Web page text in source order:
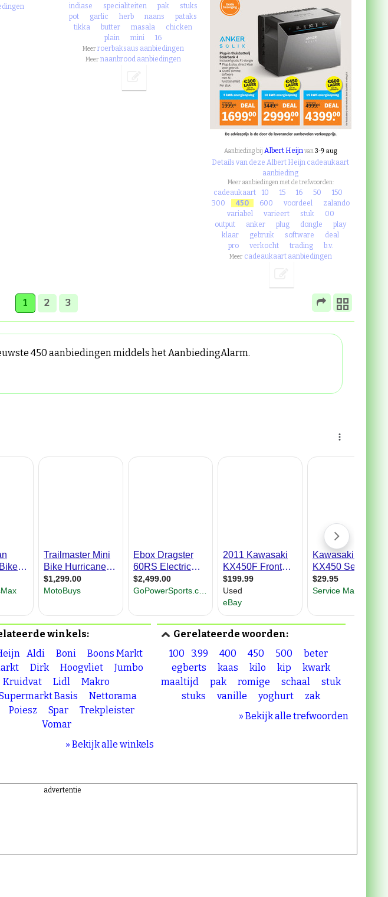
indiase
specialiteiten pak
stuks
pot
garlic herb naans
pataks
tikka
butter masala
chicken
plain
mini 16
Meer roerbaksaus aanbiedingen
Meer naanbrood aanbiedingen
Aanbieding bij Albert Heijnvan3-9 aug
Details van deze Albert Heijn cadeaukaart
aanbieding
Meer aanbiedingen met de trefwoorden:
cadeaukaart 10 15 16 50
150
300
450 600 voordeel
zalando
variabel
varieert stuk
00
output
anker plug dongle
play
klaar
gebruik software
deal
pro
verkocht trading b.v.
Meer cadeaukaart aanbiedingen
1 2 3
450 aanbiedingen middels het AanbiedingAlarm.
winkels:
Aldi Boni
Boons Markt
Dirk Hoogvliet
Jumbo
Kruidvat
Lidl
Makro
Basis
Nettorama
Poiesz Spar
Trekpleister
Vomar
» Bekijk alle winkels
Gerelateerde woorden:
100
3.99 400 450 500
beter
egberts
kaas kilo kip
kwark
maaltijd
pak romige schaal
stuk
stuks
vanille yoghurt
zak
» Bekijk alle trefwoorden
advertentie